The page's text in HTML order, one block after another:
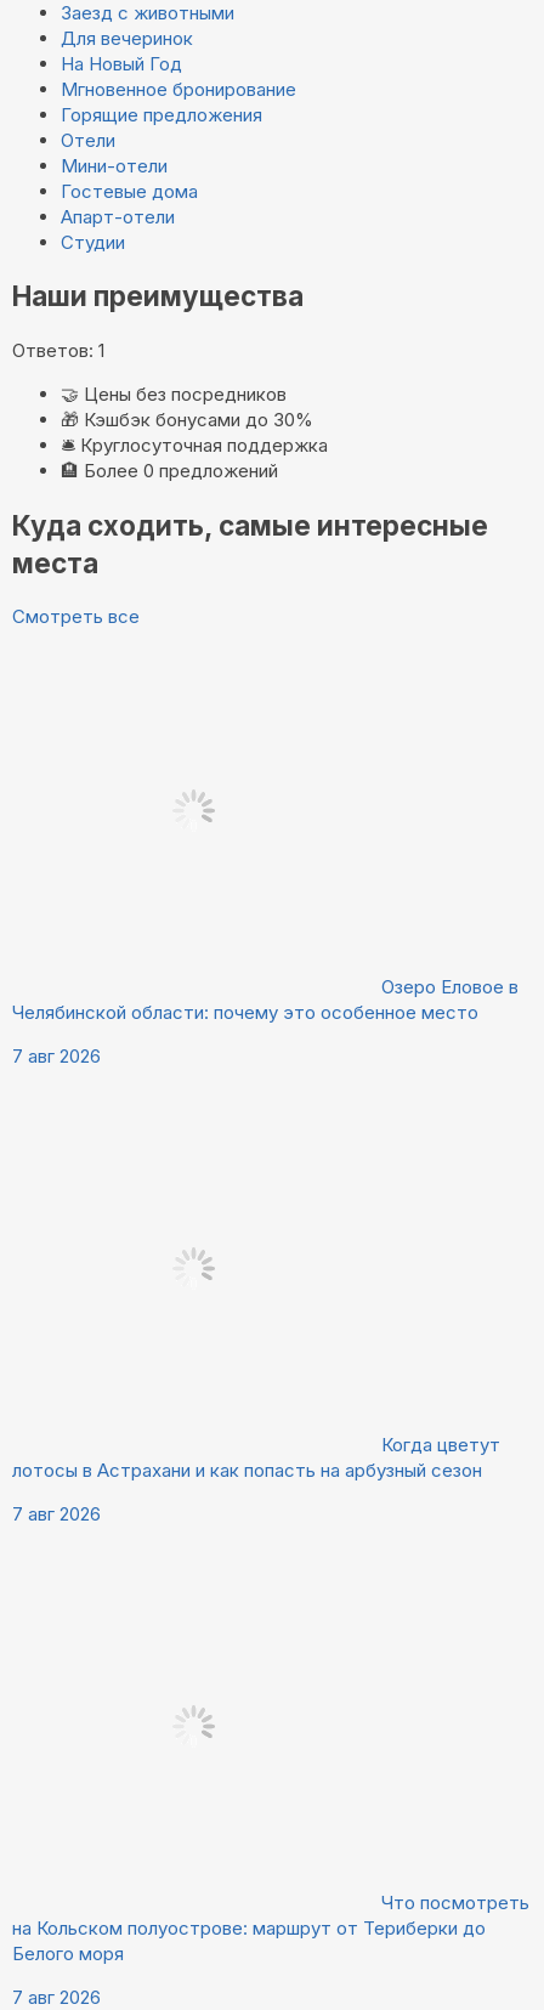
Заезд с животными
Для вечеринок
На Новый Год
Мгновенное бронирование
Горящие предложения
Отели
Мини-отели
Гостевые дома
Апарт-отели
Студии
Наши преимущества
Ответов: 1
🤝 Цены без посредников
🎁 Кэшбэк бонусами до 30%
🛎️ Круглосуточная поддержка
🏨 Более 0 предложений
Куда сходить, самые интересные
места
Смотреть все
Озеро Еловое в
Челябинской области: почему это особенное место
7 авг 2026
Когда цветут
лотосы в Астрахани и как попасть на арбузный сезон
7 авг 2026
Что посмотреть
на Кольском полуострове: маршрут от Териберки до
Белого моря
7 авг 2026